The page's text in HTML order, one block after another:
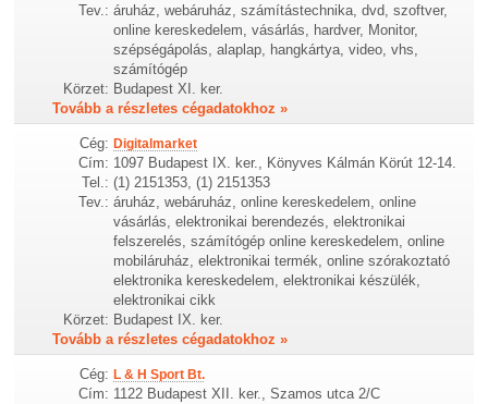
Tev.: áruház, webáruház, számítástechnika, dvd, szoftver,
online kereskedelem, vásárlás, hardver, Monitor,
szépségápolás, alaplap, hangkártya, video, vhs,
számítógép
Körzet: Budapest XI. ker.
Tovább a részletes cégadatokhoz »
Cég: Digitalmarket
Cím: 1097 Budapest IX. ker., Könyves Kálmán Körút 12-14.
Tel.: (1) 2151353, (1) 2151353
Tev.: áruház, webáruház, online kereskedelem, online
vásárlás, elektronikai berendezés, elektronikai
felszerelés, számítógép online kereskedelem, online
mobiláruház, elektronikai termék, online szórakoztató
elektronika kereskedelem, elektronikai készülék,
elektronikai cikk
Körzet: Budapest IX. ker.
Tovább a részletes cégadatokhoz »
Cég: L & H Sport Bt.
Cím: 1122 Budapest XII. ker., Szamos utca 2/C